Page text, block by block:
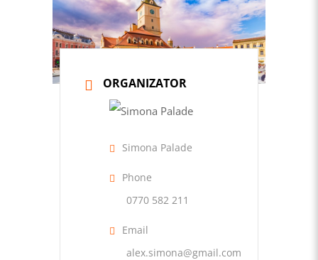
ORGANIZATOR
Simona Palade
Phone
0770 582 211
Email
alex.simona@gmail.com